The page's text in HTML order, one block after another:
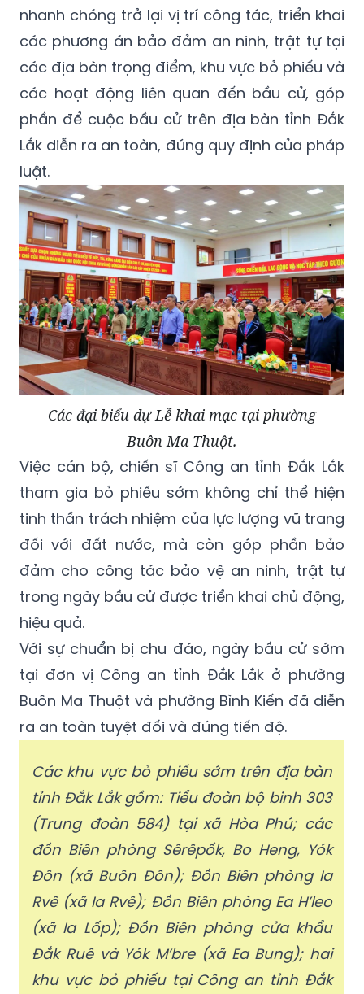
nhanh chóng trở lại vị trí công tác, triển khai
các phương án bảo đảm an ninh, trật tự tại
các địa bàn trọng điểm, khu vực bỏ phiếu và
các hoạt động liên quan đến bầu cử, góp
phần để cuộc bầu cử trên địa bàn tỉnh Đắk
Lắk diễn ra an toàn, đúng quy định của pháp
luật.
Các đại biểu dự Lễ khai mạc tại phường
Buôn Ma Thuột.
Việc cán bộ, chiến sĩ Công an tỉnh Đắk Lắk
tham gia bỏ phiếu sớm không chỉ thể hiện
tinh thần trách nhiệm của lực lượng vũ trang
đối với đất nước, mà còn góp phần bảo
đảm cho công tác bảo vệ an ninh, trật tự
trong ngày bầu cử được triển khai chủ động,
hiệu quả.
Với sự chuẩn bị chu đáo, ngày bầu cử sớm
tại đơn vị Công an tỉnh Đắk Lắk ở phường
Buôn Ma Thuột và phường Bình Kiến đã diễn
ra an toàn tuyệt đối và đúng tiến độ.
Các khu vực bỏ phiếu sớm trên địa bàn
tỉnh Đắk Lắk gồm: Tiểu đoàn bộ binh 303
(Trung đoàn 584) tại xã Hòa Phú; các
đồn Biên phòng Sêrêpốk, Bo Heng, Yók
Đôn (xã Buôn Đôn); Đồn Biên phòng Ia
Rvê (xã Ia Rvê); Đồn Biên phòng Ea H’leo
(xã Ia Lốp); Đồn Biên phòng cửa khẩu
Đắk Ruê và Yók M’bre (xã Ea Bung); hai
khu vực bỏ phiếu tại Công an tỉnh Đắk